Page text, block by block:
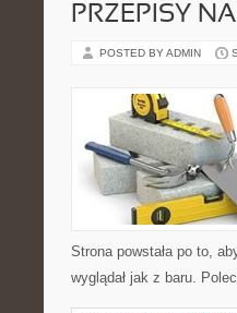
PRZEPISY
POSTED BY ADMIN
Strona powstała po to,
wyglądał jak z baru.